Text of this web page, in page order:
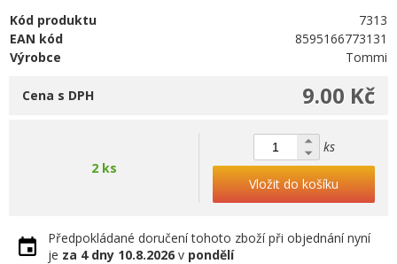
Kód produktu
7313
EAN kód
8595166773131
Výrobce
Tommi
9.00 Kč
Cena s DPH
2 ks
ks
Vložit do košíku
Předpokládané doručení tohoto zboží při objednání nyní
je za 4 dny 10.8.2026 v pondělí